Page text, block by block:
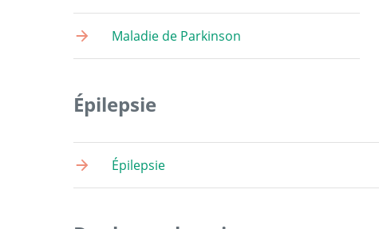
Maladie de Parkinson
Épilepsie
Épilepsie